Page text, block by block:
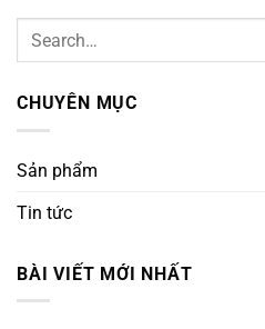
CHUYÊN MỤC
Sản phẩm
Tin tức
BÀI VIẾT MỚI NHẤT